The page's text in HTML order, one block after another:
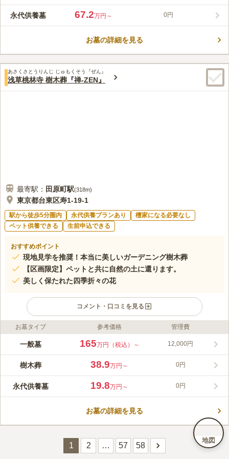
地図
問で駐車場台数43台（インターロック仕上げ）あり、参拝者が多
くなる、お盆やお彼岸など、お墓参りシーズンでも問題なく利用
ー、車椅子用トイレなど設備も充実しています。
みんなの評価
3.6 口コミ3件
50代男性
管理棟、法要施設、休憩所、エレベーター、車椅子用トイレなど
充実した設備があり、それなりに満足できる。食事などができるレストラ
ンなど徒歩で行ける範囲にあればなおよい。
永代供養墓 67.2万円～ 0円
お墓の詳細を見る
あさくさとうりんじ じゅもくそう『ぜん』
浅草桃林寺 樹木葬『禅-ZEN』
最寄駅： 田原町駅(318m)
東京都台東区寿1-19-1
駅から徒歩5分圏内 永代供養プランあり
檀家になる必要なし
ペット供養できる
生前申込できる
おすすめポイント
現地見学を推奨！本当に美しいガーデニング樹木葬
【区画限定】ペットと共に自然の土に還ります。
美しく保たれた四季折々の花
コメント・口コミを見る
ライフドット編集部のコメント
やさしい緑の空間に桃、さくら、バラ、季節の花がシーズンそれ
もてなす樹木葬霊園です。樹木葬は2タイプあり、集合墓と個人
墓から選べます。集合墓は苑内の中心にある白い大理石のモニュ
の花をたむけ、手を合わせます。個人墓は1～4人まで利用でき、
桃やさくらの花が両サイドに設けられた区画で、芝生の下に埋葬
されます。こちらはペット共葬区画もあります。
お墓タイプ 参考価格 管理費
一般墓 165万円（税込）～ 12,000円
樹木葬 38.9万円～ 0円
永代供養墓 19.8万円～ 0円
お墓の詳細を見る
1 2 … 57 58